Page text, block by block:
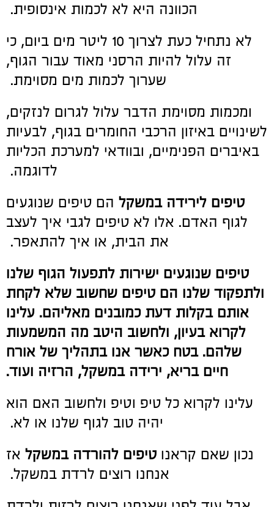
הכוונה היא לא לכמות אינסופית.
לא נתחיל כעת לצרוך 10 ליטר מים ביום, כי
זה עלול להיות הרסני מאוד עבור הגוף,
שערוך לכמות מים מסוימת.
ומכמות מסוימת הדבר עלול לגרום לנזקים,
לשינויים באיזון הרכבי החומרים בגוף, לבעיות
באיברים הפנימיים, ובוודאי למערכת הכליות
לדוגמה.
טיפים לירידה במשקל הם טיפים שנוגעים
לגוף האדם. אלו לא טיפים לגבי איך לעצב
את הבית, או איך להתאפר.
טיפים שנוגעים ישירות לתפעול הגוף שלנו
ולתפקוד שלנו הם טיפים שחשוב שלא לקחת
אותם בקלות דעת כמובנים מאליהם. עלינו
לקרוא בעיון, ולחשוב היטב מה המשמעות
שלהם. בטח כאשר אנו בתהליך של אורח
חיים בריא, ירידה במשקל, הרזיה ועוד.
עלינו לקרוא כל טיפ וטיפ ולחשוב האם הוא
יהיה טוב לגוף שלנו או לא.
נכון שאם קראנו טיפים להורדה במשקל אז
אנחנו רוצים לרדת במשקל.